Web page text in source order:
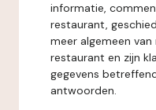
informatie,
restaurant,
meer algemeen
restaurant en zijn
gegevens
antwoorden.